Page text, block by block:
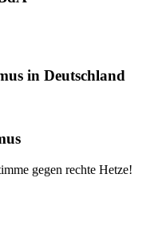
in Deutschland
gegen rechte Hetze!